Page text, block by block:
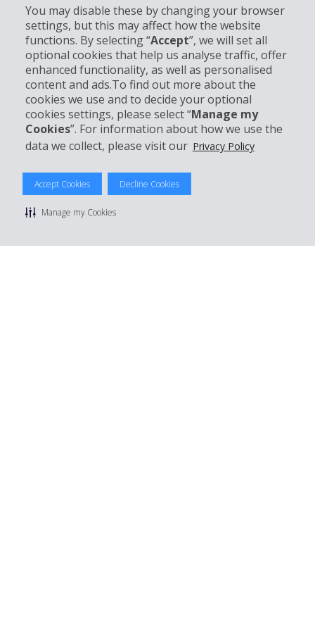
You may disable these by changing your browser
settings, but this may affect how the website
functions. By selecting “Accept”, we will set all
optional cookies that help us analyse traffic, offer
enhanced functionality, as well as personalised
content and ads.To find out more about the
cookies we use and to decide your optional
cookies settings, please select “Manage my
Cookies”. For information about how we use the
data we collect, please visit our Privacy Policy
Accept Cookies Decline Cookies
Manage my Cookies
Partner
Kundenservice
Mieten bei Hertz
© 2026 The Hertz System, Inc.
Datenschutzrichtlinie | Nutzungsbedingungen
Sitemap Cookies verwalten